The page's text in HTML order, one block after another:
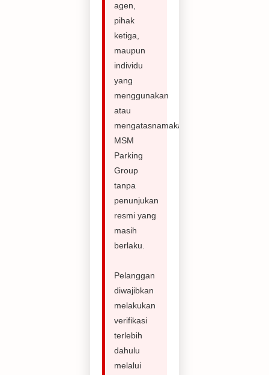
agen,
pihak
ketiga,
maupun
individu
yang
menggunakan
atau
mengatasnamakan
MSM
Parking
Group
tanpa
penunjukan
resmi yang
masih
berlaku.
Pelanggan
diwajibkan
melakukan
verifikasi
terlebih
dahulu
melalui